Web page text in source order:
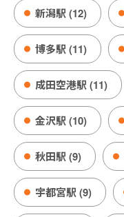
新潟駅 (12)
博多駅 (11)
成田空港駅 (11)
金沢駅 (10)
秋田駅 (9)
宇都宮駅 (9)